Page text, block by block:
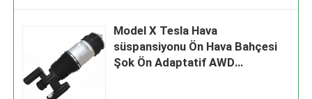
Model X Tesla Hava
süspansiyonu Ön Hava Bahçesi
Şok Ön Adaptatif AWD